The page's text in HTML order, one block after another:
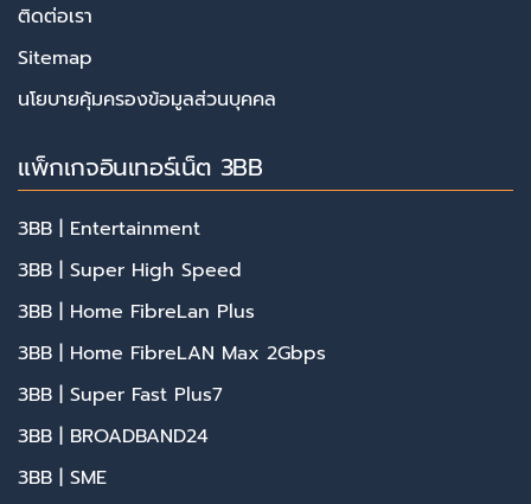
ติดต่อเรา
Sitemap
นโยบายคุ้มครองข้อมูลส่วนบุคคล
แพ็กเกจอินเทอร์เน็ต 3BB
3BB | Entertainment
3BB | Super High Speed
3BB | Home FibreLan Plus
3BB | Home FibreLAN Max 2Gbps
3BB | Super Fast Plus7
3BB | BROADBAND24
3BB | SME